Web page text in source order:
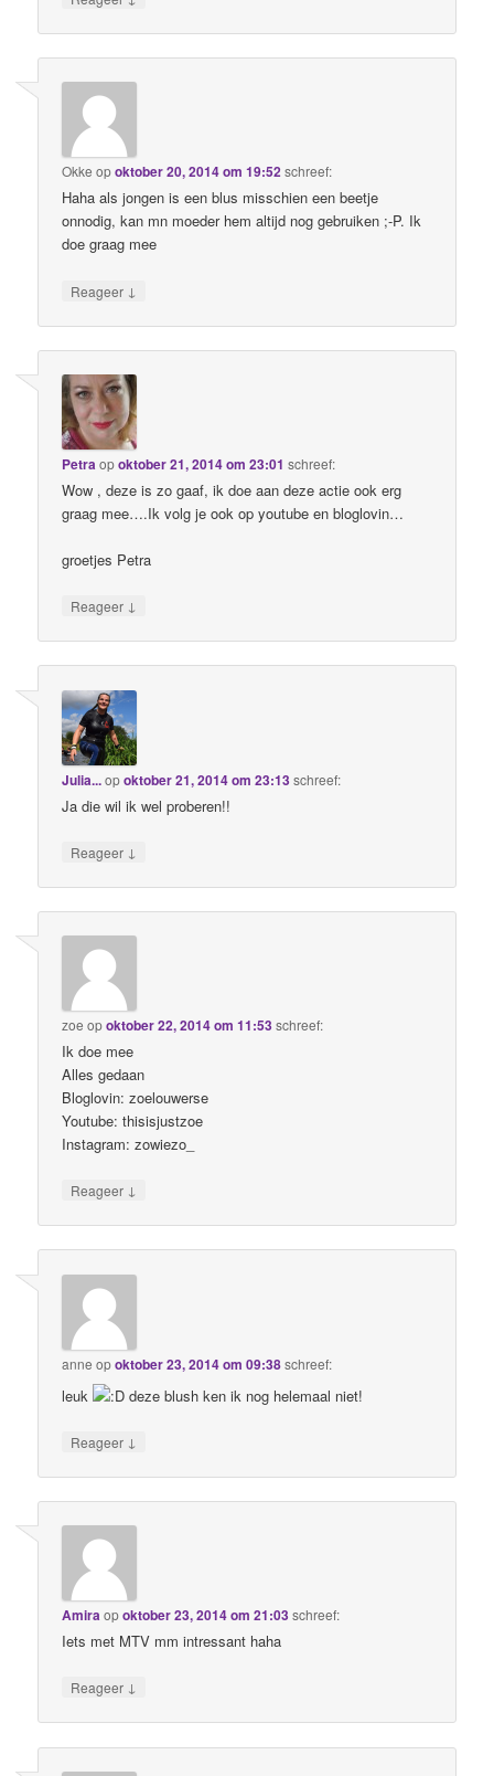
Okke opoktober 20, 2014 om 19:52schreef:
Haha als jongen is een blus misschien een beetje
onnodig, kan mn moeder hem altijd nog gebruiken ;-P. Ik
doe graag mee
Reageer ↓
Petraopoktober 21, 2014 om 23:01 schreef:
Wow , deze is zo gaaf, ik doe aan deze actie ook erg
graag mee….Ik volg je ook op youtube en bloglovin…
groetjes Petra
Reageer ↓
Julia...opoktober 21, 2014 om 23:13schreef:
Ja die wil ik wel proberen!!
Reageer ↓
zoe opoktober 22, 2014 om 11:53schreef:
Ik doe mee
Alles gedaan
Bloglovin: zoelouwerse
Youtube: thisisjustzoe
Instagram: zowiezo_
Reageer ↓
anne opoktober 23, 2014 om 09:38schreef:
leuk deze blush ken ik nog helemaal niet!
Reageer ↓
Amiraopoktober 23, 2014 om 21:03schreef:
Iets met MTV mm intressant haha
Reageer ↓